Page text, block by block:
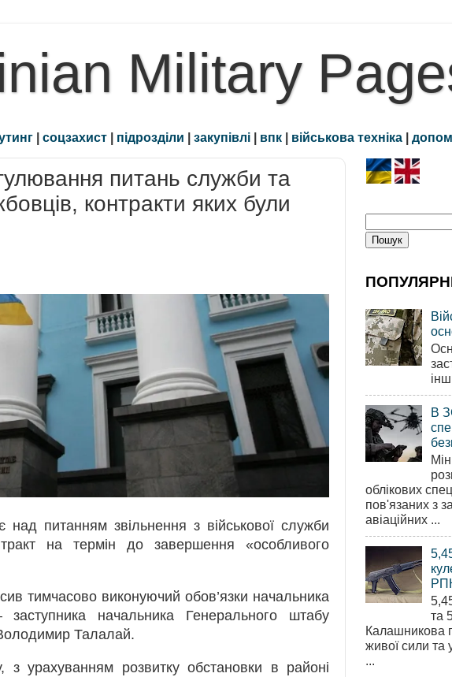
Military
| соцзахист | підрозділи | закупівлі | впк | військова техніка |
питань служби та
контракти яких були
питанням звільнення з військової служби
на термін до завершення «особливого
тимчасово виконуючий обов’язки начальника
начальника Генерального штабу
Талалай.
урахуванням розвитку обстановки в районі
В
облікових
пов'язаних з
авіаційних ...
та
Калашникова
живої сили та
...